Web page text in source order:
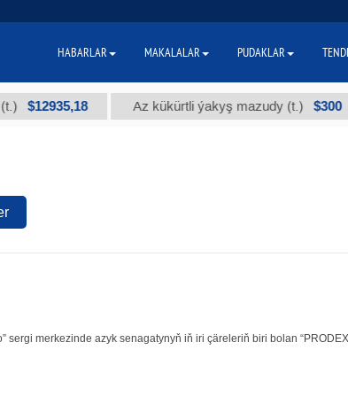
Az kükürtli ýakyş mazudy (t.) $300
merkezinde azyk senagatynyň iň iri çäreleriň biri bolan
HABARLAR MAKALALAR PUDAKLAR